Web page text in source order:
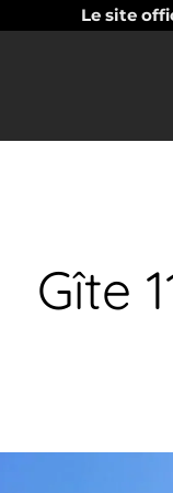
Le site
Gîte